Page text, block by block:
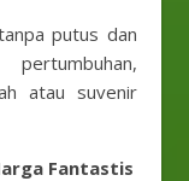
putus dan
pertumbuhan,
atau suvenir
Fantastis